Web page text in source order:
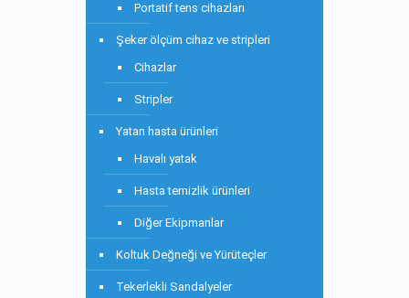
Portatif tens cihazları
Şeker ölçüm cihaz ve stripleri
Cihazlar
Stripler
Yatan hasta ürünleri
Havalı yatak
Hasta temizlik ürünleri
Diğer Ekipmanlar
Koltuk Değneği ve Yürüteçler
Tekerlekli Sandalyeler